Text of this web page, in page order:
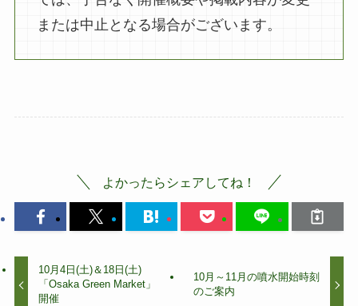
または中止となる場合がございます。
よかったらシェアしてね！
10月4日(土)＆18日(土)
「Osaka Green Market」
開催
10月～11月の噴水開始時刻
のご案内